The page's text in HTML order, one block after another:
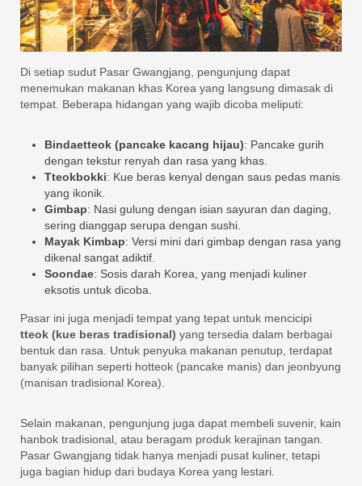
Di setiap sudut Pasar Gwangjang, pengunjung dapat
menemukan makanan khas Korea yang langsung dimasak di
tempat. Beberapa hidangan yang wajib dicoba meliputi:
Bindaetteok (pancake kacang hijau): Pancake gurih
dengan tekstur renyah dan rasa yang khas.
Tteokbokki: Kue beras kenyal dengan saus pedas manis
yang ikonik.
Gimbap: Nasi gulung dengan isian sayuran dan daging,
sering dianggap serupa dengan sushi.
Mayak Kimbap: Versi mini dari gimbap dengan rasa yang
dikenal sangat adiktif.
Soondae: Sosis darah Korea, yang menjadi kuliner
eksotis untuk dicoba.
Pasar ini juga menjadi tempat yang tepat untuk mencicipi
tteok (kue beras tradisional) yang tersedia dalam berbagai
bentuk dan rasa. Untuk penyuka makanan penutup, terdapat
banyak pilihan seperti hotteok (pancake manis) dan jeonbyung
(manisan tradisional Korea).
Selain makanan, pengunjung juga dapat membeli suvenir, kain
hanbok tradisional, atau beragam produk kerajinan tangan.
Pasar Gwangjang tidak hanya menjadi pusat kuliner, tetapi
juga bagian hidup dari budaya Korea yang lestari.